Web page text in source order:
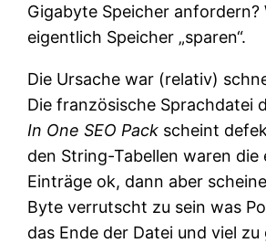
Gigabyte Speicher anfordern?
eigentlich Speicher „sparen“.
Die Ursache war (relativ)
Die französische Sprachdatei
In One SEO Pack scheint
den String-Tabellen waren die
Einträge ok, dann aber
Byte verrutscht zu sein was
das Ende der Datei und viel